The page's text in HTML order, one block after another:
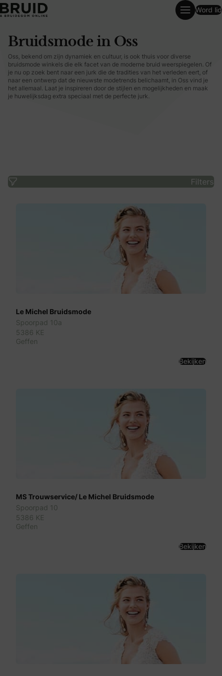
Word lid
Bruidsmode in Oss
Oss, bekend om zijn dynamiek en cultuur, is ook thuis voor diverse
bruidsmode winkels die elk facet van de moderne bruid weerspiegelen. Of
je nu op zoek bent naar een jurk die de tradities van het verleden eert, of
naar een ontwerp dat de nieuwste modetrends belichaamt, in Oss vind je
het allemaal. Laat je inspireren door de stijlen en mogelijkheden en maak
je huwelijksdag extra speciaal met de perfecte jurk.
Filters
Le Michel Bruidsmode
Spoorpad 10a
5386 KE
Geffen
Bekijken
MS Trouwservice/ Le Michel Bruidsmode
Spoorpad 10
5386 KE
Geffen
Bekijken